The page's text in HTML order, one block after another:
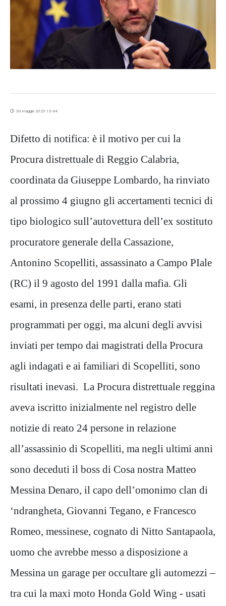
30 maggio 2025 13:44
Difetto di notifica: è il motivo per cui la
Procura distrettuale di Reggio Calabria,
coordinata da Giuseppe Lombardo, ha rinviato
al prossimo 4 giugno gli accertamenti tecnici di
tipo biologico sull’autovettura dell’ex sostituto
procuratore generale della Cassazione,
Antonino Scopelliti, assassinato a Campo PIale
(RC) il 9 agosto del 1991 dalla mafia. Gli
esami, in presenza delle parti, erano stati
programmati per oggi, ma alcuni degli avvisi
inviati per tempo dai magistrati della Procura
agli indagati e ai familiari di Scopelliti, sono
risultati inevasi. La Procura distrettuale reggina
aveva iscritto inizialmente nel registro delle
notizie di reato 24 persone in relazione
all’assassinio di Scopelliti, ma negli ultimi anni
sono deceduti il boss di Cosa nostra Matteo
Messina Denaro, il capo dell’omonimo clan di
‘ndrangheta, Giovanni Tegano, e Francesco
Romeo, messinese, cognato di Nitto Santapaola,
uomo che avrebbe messo a disposizione a
Messina un garage per occultare gli automezzi –
tra cui la maxi moto Honda Gold Wing - usati